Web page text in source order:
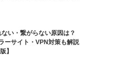
い・繋がらない原因は？
ーサイト・VPN対策も解説
】